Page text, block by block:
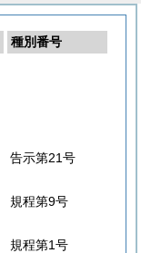
種別番号
告示第21号
規程第9号
規程第1号